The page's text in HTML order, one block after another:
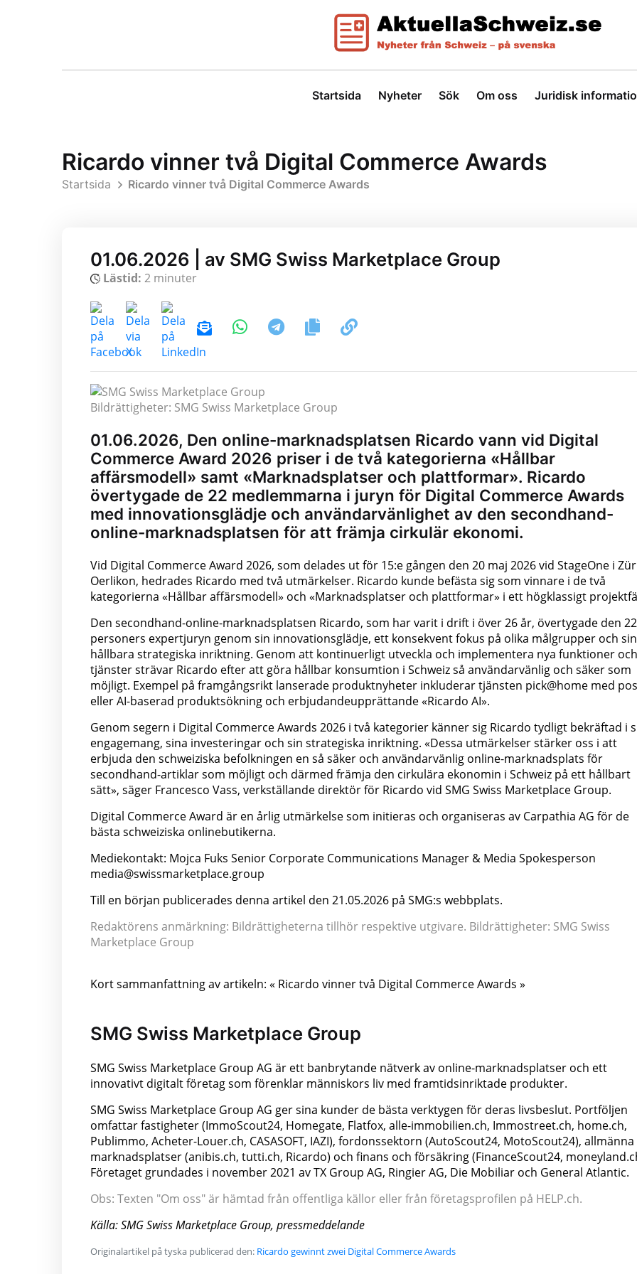
Startsida Nyheter Sök Om oss Juridisk
Ricardo vinner två Digital Commerce Awards
Startsida Ricardo vinner två Digital Commerce Awards
01.06.2026 | av SMG Swiss Marketplace Group
Lästid: 2 minuter
Bildrättigheter: SMG Swiss Marketplace Group
01.06.2026, Den online-marknadsplatsen Ricardo vann vid Digital
Commerce Award 2026 priser i de två kategorierna «Hållbar
affärsmodell» samt «Marknadsplatser och plattformar». Ricardo
övertygade de 22 medlemmarna i juryn för Digital Commerce Awards
med innovationsglädje och användarvänlighet av den secondhand-
online-marknadsplatsen för att främja cirkulär ekonomi.
Vid Digital Commerce Award 2026, som delades ut för 15:e gången den 20 maj 2026 vid StageOne i
Oerlikon, hedrades Ricardo med två utmärkelser. Ricardo kunde befästa sig som vinnare i de två
kategorierna «Hållbar affärsmodell» och «Marknadsplatser och plattformar» i ett högklassigt
Den secondhand-online-marknadsplatsen Ricardo, som har varit i drift i över 26 år, övertygade den
personers expertjuryn genom sin innovationsglädje, ett konsekvent fokus på olika målgrupper och sin
hållbara strategiska inriktning. Genom att kontinuerligt utveckla och implementera nya funktioner och
tjänster strävar Ricardo efter att göra hållbar konsumtion i Schweiz så användarvänlig och säker som
möjligt. Exempel på framgångsrikt lanserade produktnyheter inkluderar tjänsten pick@home med
eller AI-baserad produktsökning och erbjudandeupprättande «Ricardo AI».
Genom segern i Digital Commerce Awards 2026 i två kategorier känner sig Ricardo tydligt bekräftad i
engagemang, sina investeringar och sin strategiska inriktning. «Dessa utmärkelser stärker oss i att
erbjuda den schweiziska befolkningen en så säker och användarvänlig online-marknadsplats för
secondhand-artiklar som möjligt och därmed främja den cirkulära ekonomin i Schweiz på ett hållbart
sätt», säger Francesco Vass, verkställande direktör för Ricardo vid SMG Swiss Marketplace Group.
Digital Commerce Award är en årlig utmärkelse som initieras och organiseras av Carpathia AG för de
bästa schweiziska onlinebutikerna.
Mediekontakt: Mojca Fuks Senior Corporate Communications Manager & Media Spokesperson
media@swissmarketplace.group
Till en början publicerades denna artikel den 21.05.2026 på SMG:s webbplats.
Redaktörens anmärkning: Bildrättigheterna tillhör respektive utgivare. Bildrättigheter: SMG Swiss
Marketplace Group
Kort sammanfattning av artikeln: « Ricardo vinner två Digital Commerce Awards »
SMG Swiss Marketplace Group
SMG Swiss Marketplace Group AG är ett banbrytande nätverk av online-marknadsplatser och ett
innovativt digitalt företag som förenklar människors liv med framtidsinriktade produkter.
SMG Swiss Marketplace Group AG ger sina kunder de bästa verktygen för deras livsbeslut. Portföljen
omfattar fastigheter (ImmoScout24, Homegate, Flatfox, alle-immobilien.ch, Immostreet.ch, home.ch,
Publimmo, Acheter-Louer.ch, CASASOFT, IAZI), fordonssektorn (AutoScout24, MotoScout24), allmänna
marknadsplatser (anibis.ch, tutti.ch, Ricardo) och finans och försäkring (FinanceScout24,
Företaget grundades i november 2021 av TX Group AG, Ringier AG, Die Mobiliar och General Atlantic.
Obs: Texten "Om oss" är hämtad från offentliga källor eller från företagsprofilen på HELP.ch.
Källa: SMG Swiss Marketplace Group, pressmeddelande
Originalartikel på tyska publicerad den: Ricardo gewinnt zwei Digital Commerce Awards